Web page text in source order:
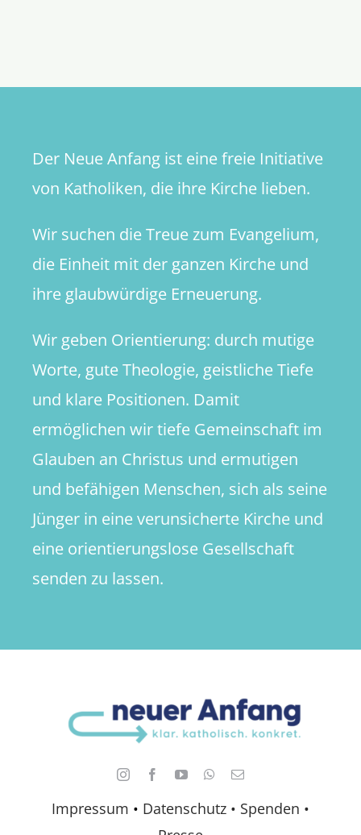
Papst
Impressum • Datenschutz • Spenden •
Der Neue Anfang ist eine freie Initiative
von Katholiken, die ihre Kirche lieben.
Wir suchen die Treue zum Evangelium,
die Einheit mit der ganzen Kirche und
ihre glaubwürdige Erneuerung.
Wir geben Orientierung: durch mutige
Worte, gute Theologie, geistliche Tiefe
und klare Positionen. Damit
ermöglichen wir tiefe Gemeinschaft im
Glauben an Christus und ermutigen
und befähigen Menschen, sich als seine
Jünger in eine verunsicherte Kirche und
eine orientierungslose Gesellschaft
senden zu lassen.